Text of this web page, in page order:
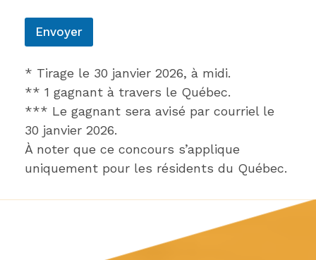
Envoyer
* Tirage le 30 janvier 2026, à midi.
​** 1 gagnant à travers le Québec.
*** Le gagnant sera avisé par courriel le
30 janvier 2026.
À noter que ce concours s’applique
uniquement pour les résidents du Québec.